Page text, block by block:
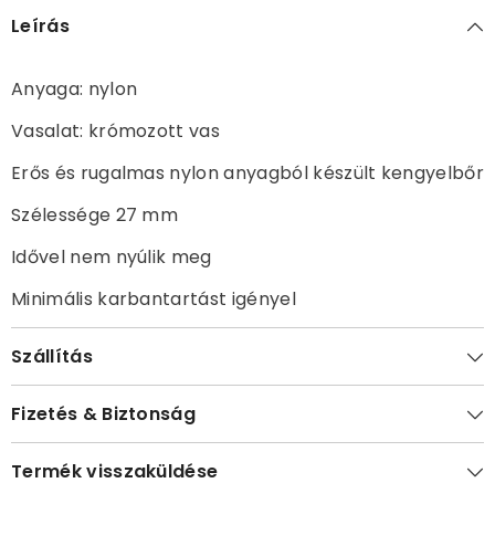
Leírás
Anyaga: nylon
Vasalat: krómozott vas
Erős és rugalmas nylon anyagból készült kengyelbőr
Szélessége 27 mm
Idővel nem nyúlik meg
Minimális karbantartást igényel
Szállítás
Fizetés & Biztonság
Termék visszaküldése